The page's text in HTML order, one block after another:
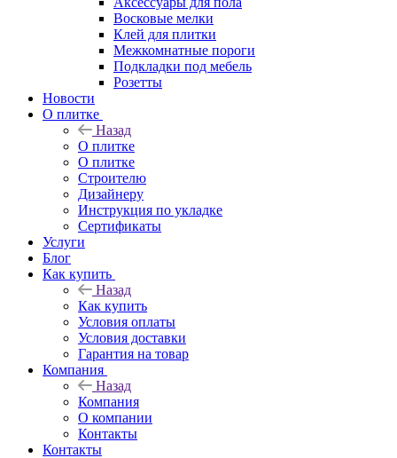
Восковые мелки
Клей для плитки
Межкомнатные пороги
Подкладки под мебель
Розетты
Новости
О плитке
Назад
О плитке
О плитке
Строителю
Дизайнеру
Инструкция по укладке
Сертификаты
Услуги
Блог
Как купить
Назад
Как купить
Условия оплаты
Условия доставки
Гарантия на товар
Компания
Назад
Компания
О компании
Контакты
Контакты